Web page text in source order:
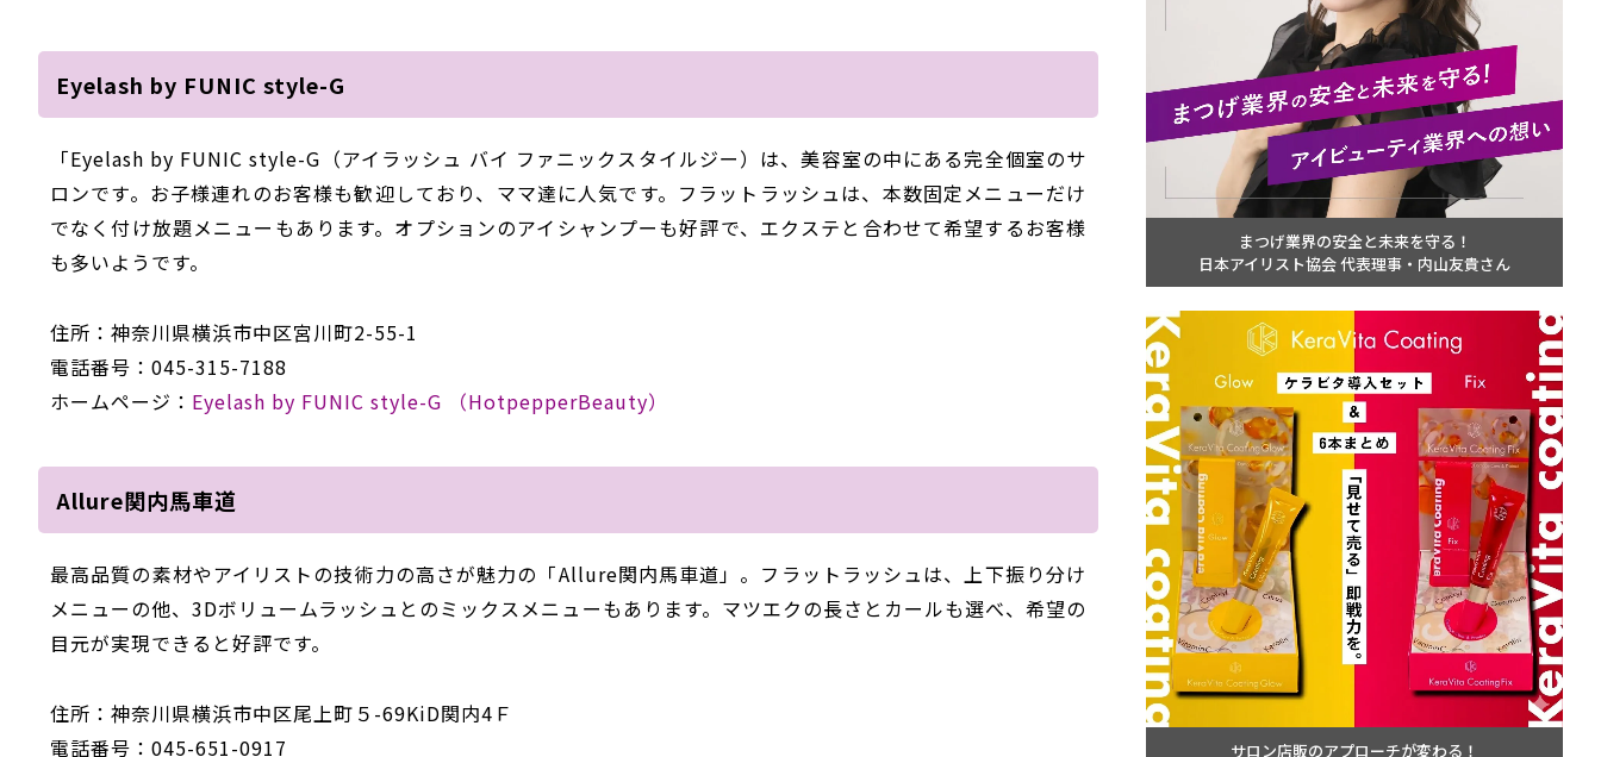
Eyelash by FUNIC style-G
「Eyelash by FUNIC style-G（アイラッシュ バイ ファニックスタイルジー）は、美容室の中にある完全個室のサ
ロンです。お子様連れのお客様も歓迎しており、ママ達に人気です。フラットラッシュは、本数固定メニューだけ
でなく付け放題メニューもあります。オプションのアイシャンプーも好評で、エクステと合わせて希望するお客様
も多いようです。
住所：神奈川県横浜市中区宮川町2-55-1
電話番号：045-315-7188
ホームページ： Eyelash by FUNIC style-G （HotpepperBeauty）
Allure関内馬車道
最高品質の素材やアイリストの技術力の高さが魅力の「Allure関内馬車道」。フラットラッシュは、上下振り分け
メニューの他、3Dボリュームラッシュとのミックスメニューもあります。マツエクの長さとカールも選べ、希望の
目元が実現できると好評です。
住所：神奈川県横浜市中区尾上町５-69KiD関内4Ｆ
電話番号：045-651-0917
まつげ業界の安全と未来を守る！
日本アイリスト協会 代表理事・内山友貴さん
サロン店販のアプローチが変わる！